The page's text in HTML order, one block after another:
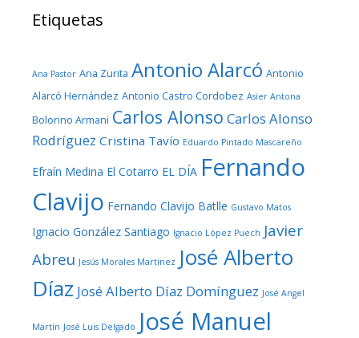
Etiquetas
Ana Pastor Ana Zurita Antonio Alarcó Antonio
Alarcó Hernández Antonio Castro Cordobez Asier Antona
Bolorino Armani Carlos Alonso Carlos Alonso
Rodríguez Cristina Tavío Eduardo Pintado Mascareño
Efraín Medina El Cotarro EL DÍA Fernando
Clavijo Fernando Clavijo Batlle Gustavo Matos
Ignacio González Santiago Ignacio López Puech Javier
Abreu Jesús Morales Martínez José Alberto
Díaz José Alberto Díaz Domínguez José Angel
Martín José Luis Delgado José Manuel